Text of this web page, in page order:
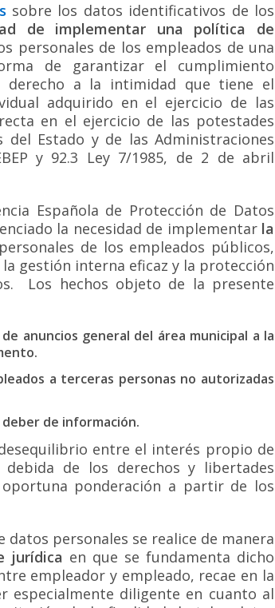
sobre los datos identificativos de los
de implementar una política de
personales de los empleados de una
de garantizar el cumplimiento
a la intimidad que tiene el
adquirido en el ejercicio de las
en el ejercicio de las potestades
Estado y de las Administraciones
y 92.3 Ley 7/1985, de 2 de abril
Española de Protección de Datos
la necesidad de implementar la
de los empleados públicos,
gestión interna eficaz y la protección
Los hechos objeto de la presente
anuncios general del área municipal a la
a terceras personas no autorizadas
de información.
entre el interés propio de
de los derechos y libertades
ponderación a partir de los
datos personales se realice de manera
jurídica en que se fundamenta dicho
empleador y empleado, recae en la
especialmente diligente en cuanto al